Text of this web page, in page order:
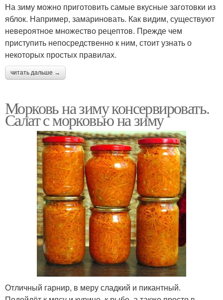
На зиму можно приготовить самые вкусные заготовки из
яблок. Например, замариновать. Как видим, существуют
невероятное множество рецептов. Прежде чем
приступить непосредственно к ним, стоит узнать о
некоторых простых правилах.
читать дальше →
Морковь на зиму консервировать.
Салат с морковью на зиму
Отличный гарнир, в меру сладкий и пикантный.